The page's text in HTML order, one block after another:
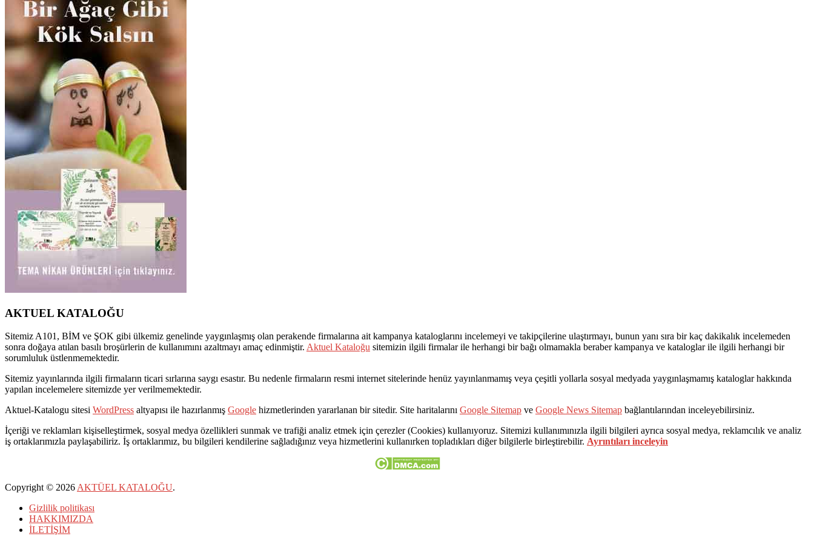
AKTUEL KATALOĞU
Sitemiz A101, BİM ve ŞOK gibi ülkemiz genelinde yaygınlaşmış olan perakende firmalarına ait kampanya kataloglarını incelemeyi ve takipçilerine ulaştırmayı, bunun yanı sıra bir kaç dakikalık incelemeden
sonra doğaya atılan basılı broşürlerin de kullanımını azaltmayı amaç edinmiştir. Aktuel Kataloğu sitemizin ilgili firmalar ile herhangi bir bağı olmamakla beraber kampanya ve kataloglar ile ilgili herhangi bir
sorumluluk üstlenmemektedir.
Sitemiz yayınlarında ilgili firmaların ticari sırlarına saygı esastır. Bu nedenle firmaların resmi internet sitelerinde henüz yayınlanmamış veya çeşitli yollarla sosyal medyada yaygınlaşmamış kataloglar hakkında
yapılan incelemelere sitemizde yer verilmemektedir.
Aktuel-Katalogu sitesi WordPress altyapısı ile hazırlanmış Google hizmetlerinden yararlanan bir sitedir. Site haritalarını Google Sitemap ve Google News Sitemap bağlantılarından inceleyebilirsiniz.
İçeriği ve reklamları kişiselleştirmek, sosyal medya özellikleri sunmak ve trafiği analiz etmek için çerezler (Cookies) kullanıyoruz. Sitemizi kullanımınızla ilgili bilgileri ayrıca sosyal medya, reklamcılık ve analiz
iş ortaklarımızla paylaşabiliriz. İş ortaklarımız, bu bilgileri kendilerine sağladığınız veya hizmetlerini kullanırken topladıkları diğer bilgilerle birleştirebilir. Ayrıntıları inceleyin
Copyright © 2026AKTÜEL KATALOĞU.
Gizlilik politikası
HAKKIMIZDA
İLETİŞİM